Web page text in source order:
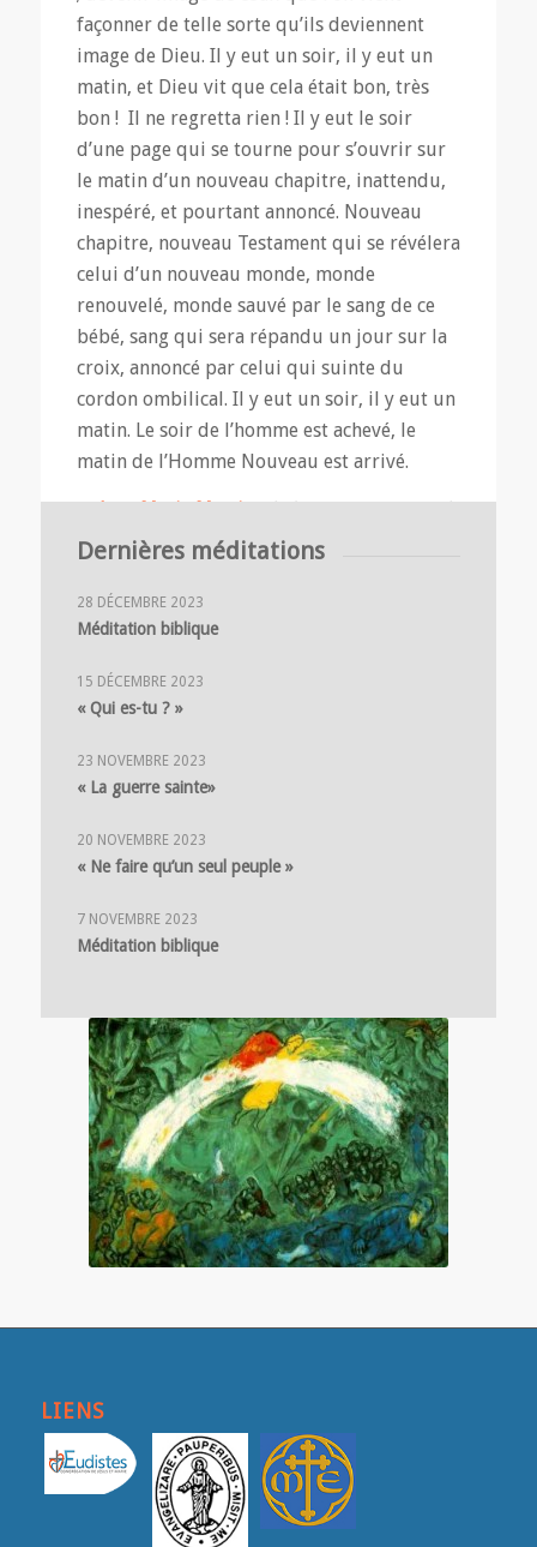
façonner de telle sorte qu’ils deviennent
image de Dieu. Il y eut un soir, il y eut un
matin, et Dieu vit que cela était bon, très
bon ! Il ne regretta rien ! Il y eut le soir
d’une page qui se tourne pour s’ouvrir sur
le matin d’un nouveau chapitre, inattendu,
inespéré, et pourtant annoncé. Nouveau
chapitre, nouveau Testament qui se révélera
celui d’un nouveau monde, monde
renouvelé, monde sauvé par le sang de ce
bébé, sang qui sera répandu un jour sur la
croix, annoncé par celui qui suinte du
cordon ombilical. Il y eut un soir, il y eut un
matin. Le soir de l’homme est achevé, le
matin de l’Homme Nouveau est arrivé.
Jean Marie Martin,de l’Oratoire, vicaire de
Dernières méditations
28 DÉCEMBRE 2023
Méditation biblique
15 DÉCEMBRE 2023
« Qui es-tu ? »
23 NOVEMBRE 2023
« La guerre sainte»
20 NOVEMBRE 2023
« Ne faire qu’un seul peuple »
7 NOVEMBRE 2023
Méditation biblique
LIENS